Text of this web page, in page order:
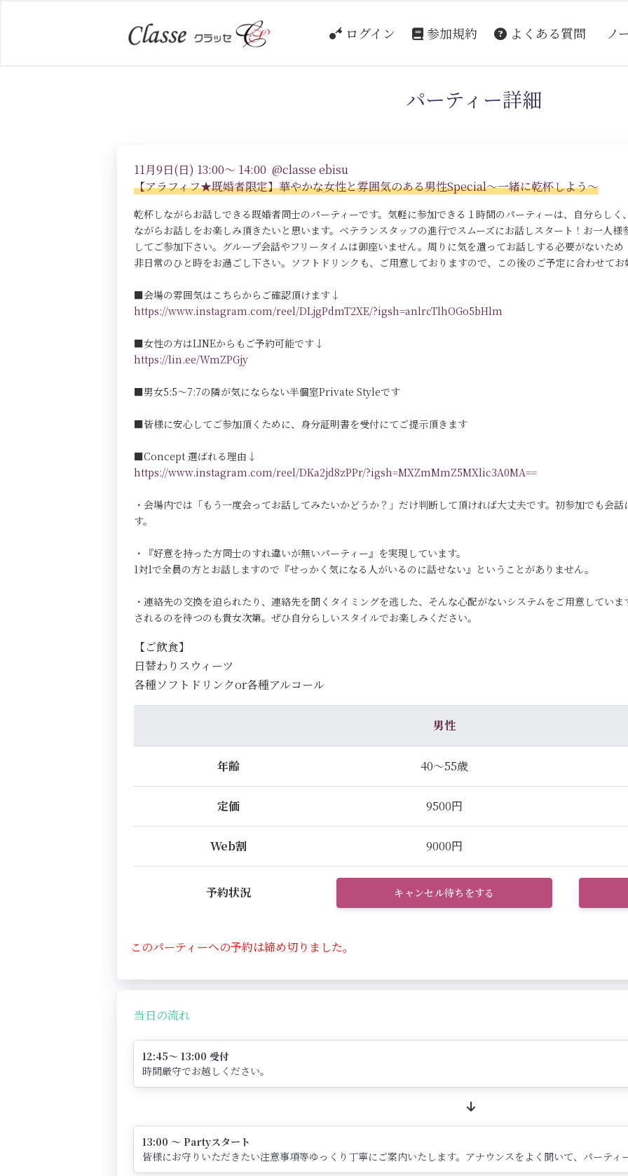
ログイン 参加規約 よくある質問 ノ
パーティー詳細
11月9日(日) 13:00～ 14:00 @classe ebisu
【アラフィフ★既婚者限定】華やかな女性と雰囲気のある男性Special～一緒に乾杯しよう～
乾杯しながらお話しできる既婚者同士のパーティーです。気軽に参加できる１時間のパーティーは、自分らし
ながらお話しをお楽しみ頂きたいと思います。ベテランスタッフの進行でスムーズにお話しスタート！お一人
してご参加下さい。グループ会話やフリータイムは御座いません。周りに気を遣ってお話しする必要がないた
非日常のひと時をお過ごし下さい。ソフトドリンクも、ご用意しておりますので、この後のご予定に合わせて
■会場の雰囲気はこちらからご確認頂けます↓
https://www.instagram.com/reel/DLjgPdmT2XE/?igsh=anlrcTlhOGo5bHlm
■女性の方はLINEからもご予約可能です↓
https://lin.ee/WmZPGjy
■男女5:5～7:7の隣が気にならない半個室Private Styleです
■皆様に安心してご参加頂くために、身分証明書を受付にてご提示頂きます
■Concept 選ばれる理由↓
https://www.instagram.com/reel/DKa2jd8zPPr/?igsh=MXZmMmZ5MXlic3A0MA==
・会場内では「もう一度会ってお話してみたいかどうか？」だけ判断して頂ければ大丈夫です。初参加でも会
す。
・『好意を持った方同士のすれ違いが無いパーティー』を実現しています。
1対1で全員の方とお話しますので『せっかく気になる人がいるのに話せない』ということがありません。
・連絡先の交換を迫られたり、連絡先を聞くタイミングを逃した、そんな心配がないシステムをご用意してい
されるのを待つのも貴女次第。ぜひ自分らしいスタイルでお楽しみください。
【ご飲食】
日替わりスウィーツ
各種ソフトドリンクor各種アルコール
男性
年齢 40～55歳
定価 9500円
Web割 9000円
予約状況 キャンセル待ちをする
このパーティーへの予約は締め切りました。
当日の流れ
12:45～ 13:00 受付
時間厳守でお越しください。
13:00 ～ Partyスタート
皆様にお守りいただきたい注意事項等ゆっくり丁寧にご案内いたします。アナウンスをよく聞いて、パーティ